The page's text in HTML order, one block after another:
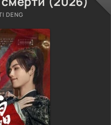
DENG